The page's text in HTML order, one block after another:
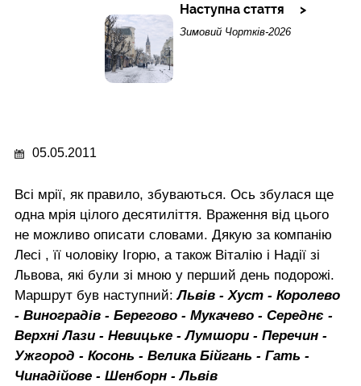
Наступна стаття
Зимовий Чортків-2026
05.05.2011
Всі мрії, як правило, збуваються. Ось збулася ще
одна мрія цілого десятиліття. Враження від цього
не можливо описати словами. Дякую за компанію
Лесі , її чоловіку Ігорю, а також Віталію і Надії зі
Львова, які були зі мною у перший день подорожі.
Маршрут був наступний:Львів - Хуст - Королево
- Виноградів - Берегово - Мукачево - Середнє -
Верхні Лази - Невицьке - Лумшори - Перечин -
Ужгород - Косонь - Велика Бійгань - Гать -
Чинадійове - Шенборн - Львів